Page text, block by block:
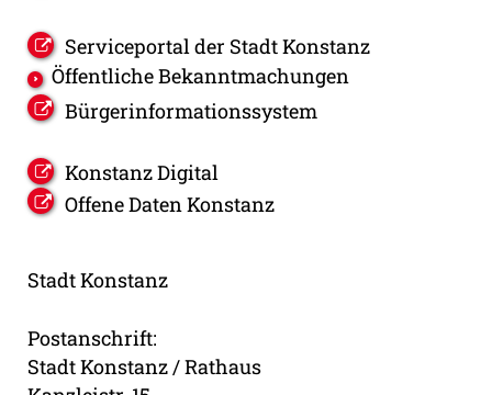
Serviceportal der Stadt Konstanz
Öffentliche Bekanntmachungen
Bürgerinformationssystem
Konstanz Digital
Offene Daten Konstanz
Stadt Konstanz
Postanschrift:
Stadt Konstanz / Rathaus